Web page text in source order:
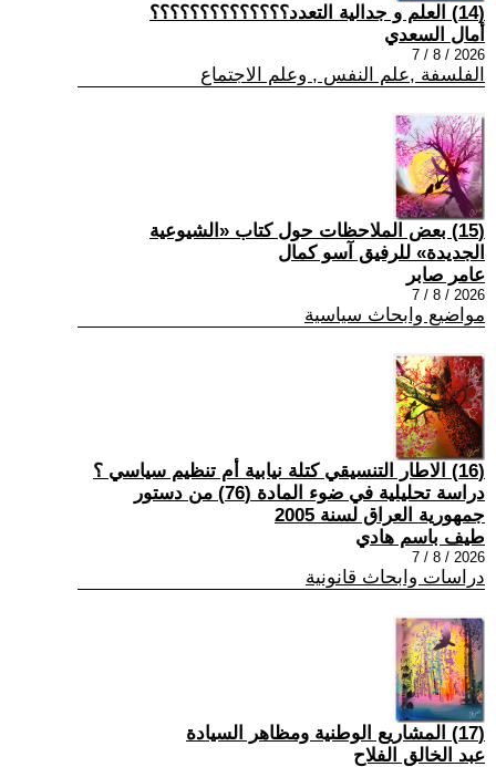
(14) العلم و جدالية التعدد؟؟؟؟؟؟؟؟؟؟؟؟؟؟
أمال السعدي
2026 / 8 / 7
الفلسفة ,علم النفس , وعلم الاجتماع
(15) بعض الملاحظات حول كتاب «الشيوعية
الجديدة» للرفيق آسو كمال
عامر صابر
2026 / 8 / 7
مواضيع وابحاث سياسية
(16) الاطار التنسيقي كتلة نيابية أم تنظيم سياسي ؟
دراسة تحليلية في ضوء المادة (76) من دستور
جمهورية العراق لسنة 2005
طيف باسم هادي
2026 / 8 / 7
دراسات وابحاث قانونية
(17) المشاريع الوطنية ومظاهر السيادة
عبد الخالق الفلاح